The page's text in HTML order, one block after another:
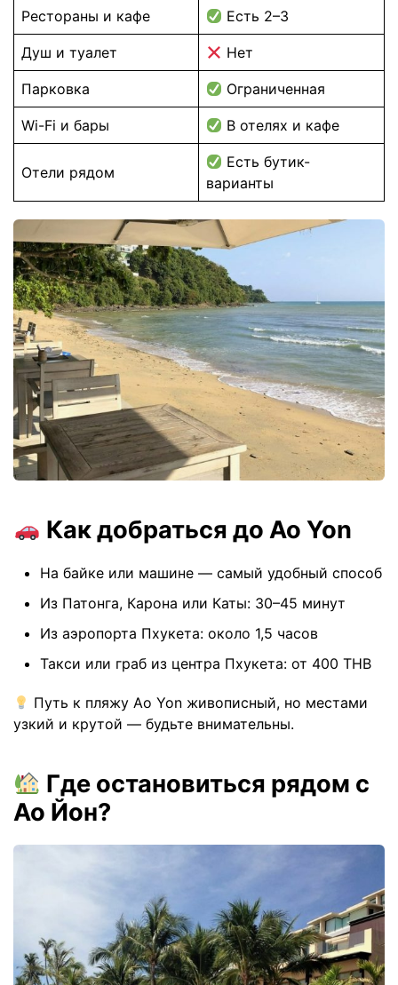
Рестораны и кафе Есть 2–3
Душ и туалет Нет
Парковка Ограниченная
Wi-Fi и бары В отелях и кафе
Отели рядом
Есть бутик-
варианты
Как добраться до Ao Yon
На байке или машине — самый удобный способ
Из Патонга, Карона или Каты: 30–45 минут
Из аэропорта Пхукета: около 1,5 часов
Такси или граб из центра Пхукета: от 400 THB
Путь к пляжу Ao Yon живописный, но местами
узкий и крутой — будьте внимательны.
Где остановиться рядом с
Ао Йон?